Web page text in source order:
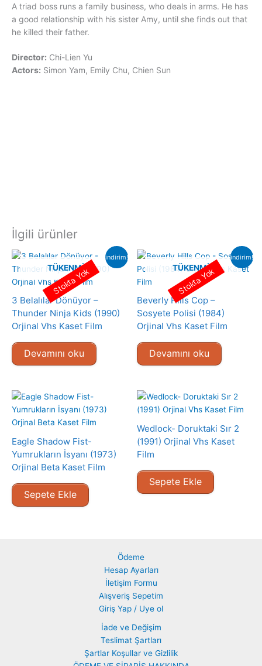
A triad boss runs a family business, who deals in arms. He has
a good relationship with his sister Amy, until she finds out that
he killed their father.
Director: Chi-Lien Yu
Actors: Simon Yam, Emily Chu, Chien Sun
İlgili ürünler
indirim!
TÜKENMIŞ
3 Belalılar Dönüyor –
Thunder Ninja Kids (1990)
Orjinal Vhs Kaset Film
Devamını oku
Stokta Yok
indirim!
TÜKENMIŞ
Beverly Hills Cop –
Sosyete Polisi (1984)
Orjinal Vhs Kaset Film
Devamını oku
Stokta Yok
Eagle Shadow Fist-
Yumrukların İsyanı (1973)
Orjinal Beta Kaset Film
Sepete Ekle
Wedlock- Doruktaki Sır 2
(1991) Orjinal Vhs Kaset
Film
Sepete Ekle
Ödeme
Hesap Ayarları
İletişim Formu
Alışveriş Sepetim
Giriş Yap / Uye ol
İade ve Değişim
Teslimat Şartları
Şartlar Koşullar ve Gizlilik